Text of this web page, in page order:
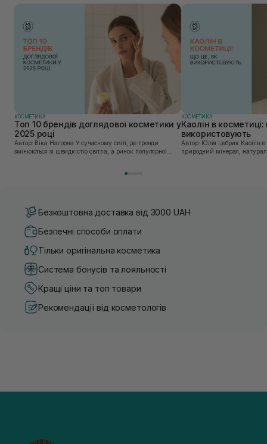
КОСМЕТИКА
Топ 10 брендів доглядової косметики у
2025 році
Автор: Віка Нагорна У сучасному світі, де тренди
змінюються зі швидкістю світла, а ринок популярної
КОСМЕТИКА
Каолін в
використовують
Автор: Юлія Цебрик Каолін в косметології – це
природний мінерал,
Безкоштовна доставка від 3000 UAH
Безпечні способи оплати
Тільки оригінальна косметика
Система бонусів та лояльності
Кращі ціни та топ товари
Рекомендації від косметологів